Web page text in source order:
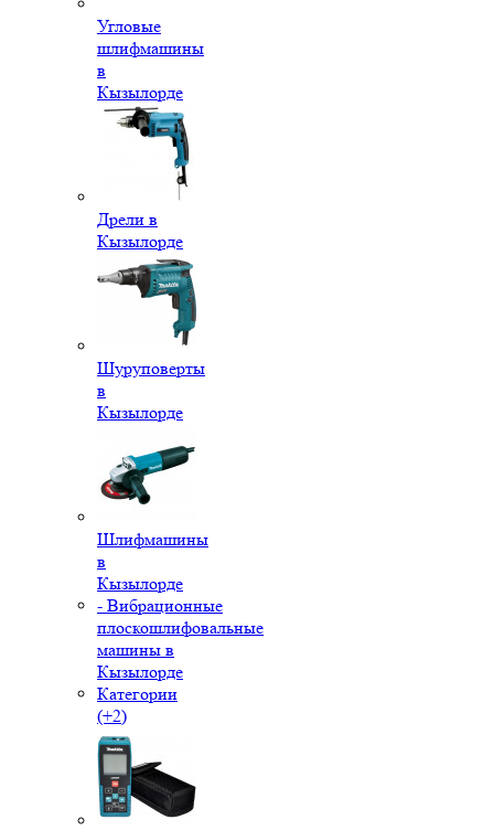
Угловые
шлифмашины
в
Кызылорде
Дрели в
Кызылорде
Шуруповерты
в
Кызылорде
Шлифмашины
в
Кызылорде
- Вибрационные
плоскошлифовальные
машины в
Кызылорде
Категории
(+2)